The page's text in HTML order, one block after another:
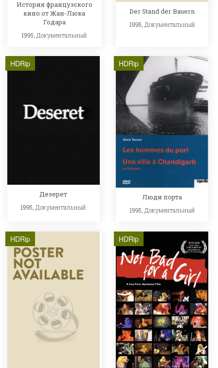
История французского
кино от Жан-Люка
Годара
1995, Документальный
Der Stand der Bauern
1995, Документальный
HDRip
Дезерет
1995, Документальный
HDRip
Люди порта
1995, Документальный
HDRip HDRip